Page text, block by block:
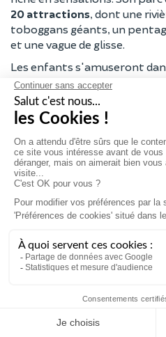
20 attractions, dont une
toboggans géants, un
et une vague de glisse.
Les enfants s'amuseront
et les structures gonflables,
pourront se détendre dans
sauna, hammam, jacuzzi et
Attractions : plus de
bouées, toboggans
vagues, vague de glisse,
structures gonflables,
Adresse
: route du
À seulement 20 km au sud
plus grand complexe
de bassins, incluant un
de 60 mètres.